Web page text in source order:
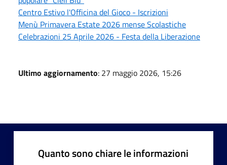
Centro Estivo l'Officina del Gioco - Iscrizioni
Menù Primavera Estate 2026 mense Scolastiche
Celebrazioni 25 Aprile 2026 - Festa della Liberazione
Ultimo aggiornamento: 27 maggio 2026, 15:26
Quanto sono chiare le informazioni